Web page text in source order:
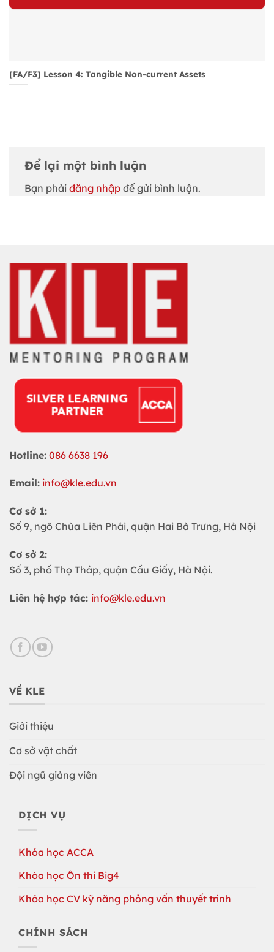
[FA/F3] Lesson 4: Tangible Non-current Assets
Để lại một bình luận
Bạn phải đăng nhập để gửi bình luận.
Hotline: 086 6638 196
Email: info@kle.edu.vn
Cơ sở 1:
Số 9, ngõ Chùa Liên Phái, quận Hai Bà Trưng, Hà Nội
Cơ sở 2:
Số 3, phố Thọ Tháp, quận Cầu Giấy, Hà Nội.
Liên hệ hợp tác: info@kle.edu.vn
VỀ KLE
Giới thiệu
Cơ sở vật chất
Đội ngũ giảng viên
DỊCH VỤ
Khóa học ACCA
Khóa học Ôn thi Big4
Khóa học CV kỹ năng phỏng vấn thuyết trình
CHÍNH SÁCH